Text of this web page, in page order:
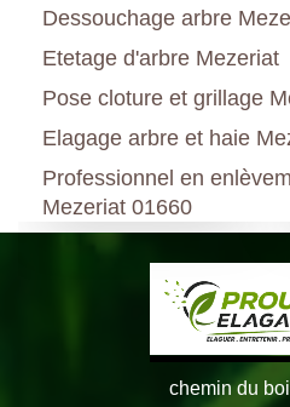
Dessouchage arbre
Etetage d'arbre Mezeriat
Pose cloture et grillage
Elagage arbre et haie
Professionnel en
Mezeriat 01660
chemin du